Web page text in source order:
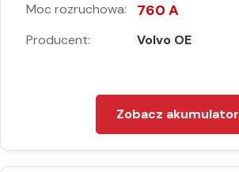
Moc rozruchowa: 760 A
Producent: Volvo OE
Zobacz akumulator